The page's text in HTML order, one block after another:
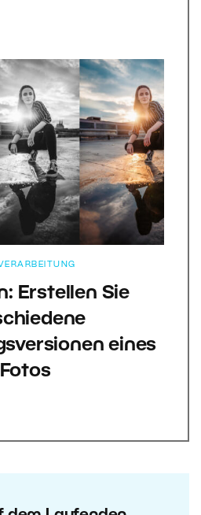
Erstellen Sie
eines
Fotos